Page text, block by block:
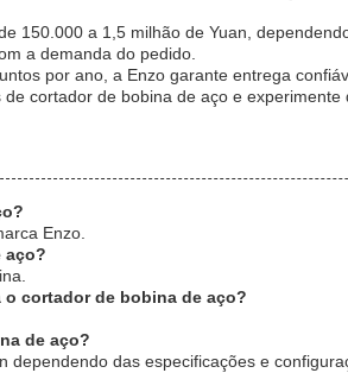
150.000 a 1,5 milhão de Yuan,
a demanda do pedido.
por ano, a Enzo garante entrega
cortador de bobina de aço e experimente
Enzo.
aço?
cortador de bobina de aço?
de aço?
das especificações e